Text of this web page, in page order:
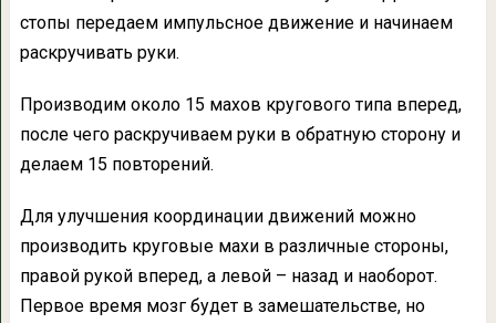
стопы передаем импульсное движение и начинаем
раскручивать руки.
Производим около 15 махов кругового типа вперед,
после чего раскручиваем руки в обратную сторону и
делаем 15 повторений.
Для улучшения координации движений можно
производить круговые махи в различные стороны,
правой рукой вперед, а левой – назад и наоборот.
Первое время мозг будет в замешательстве, но